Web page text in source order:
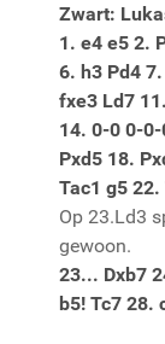
Zwart:
1. e4 e5 2.
6. h3 Pd4
fxe3 Ld7
14. 0-0 0-
Pxd5 18.
Tac1 g5
Op 23.Ld3
gewoon.
23... Dxb7
b5! Tc7 28.